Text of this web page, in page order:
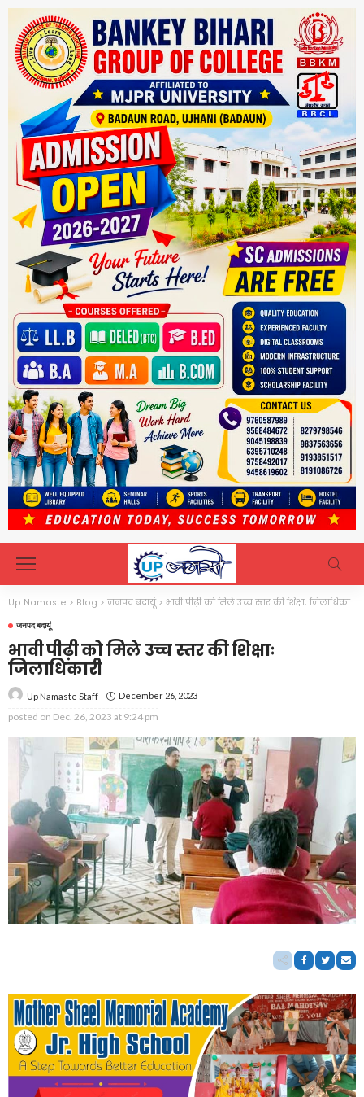
Up Namaste > Blog > जनपद बदायूं> भावी पीढ़ी को मिले उच्च स्तर की शिक्षाः जिलाधिकारी
जनपद बदायूं
भावी पीढ़ी को मिले उच्च स्तर की शिक्षाः
जिलाधिकारी
Up Namaste Staff December 26, 2023
posted on Dec. 26, 2023 at 9:24 pm